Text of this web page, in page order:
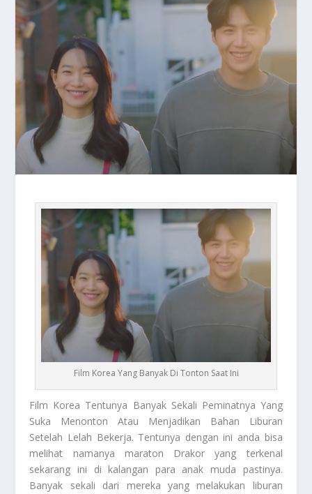
Film Korea Yang Banyak Di Tonton Saat Ini
Film Korea Tentunya Banyak Sekali Peminatnya Yang
Suka Menonton Atau Menjadikan Bahan Liburan
Setelah Lelah Bekerja. Tentunya dengan ini anda bisa
melihat namanya maraton Drakor yang terkenal
sekarang ini di kalangan para anak muda pastinya.
Banyak sekali dari mereka yang melakukan liburan